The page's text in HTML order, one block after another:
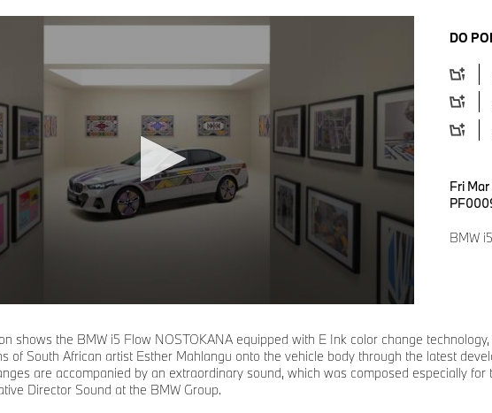
DO
Fri
BMW
shows the BMW i5 Flow NOSTOKANA equipped with E Ink color change
of South African artist Esther Mahlangu onto the vehicle body through the latest
are accompanied by an extraordinary sound, which was composed especially
Director Sound at the BMW Group.